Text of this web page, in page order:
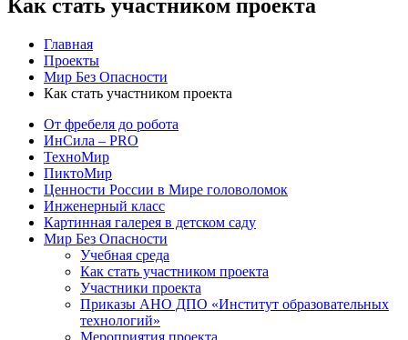
Как стать участником проекта
Главная
Проекты
Мир Без Опасности
Как стать участником проекта
От фребеля до робота
ИнСила – PRO
ТехноМир
ПиктоМир
Ценности России в Мире головоломок
Инженерный класс
Картинная галерея в детском саду
Мир Без Опасности
Учебная среда
Как стать участником проекта
Участники проекта
Приказы АНО ДПО «Институт образовательных
технологий»